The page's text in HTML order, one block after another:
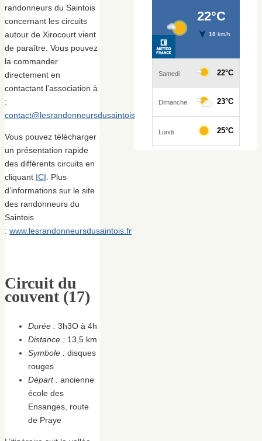
randonneurs du Saintois
concernant les circuits
autour de Xirocourt vient
de paraître. Vous pouvez
la commander
directement en
contactant l’association à
:
contact@lesrandonneursdusaintois.fr
Vous pouvez télécharger
un présentation rapide
des différents circuits en
cliquant ICI . Plus
d’informations sur le site
des randonneurs du
Saintois
: www.lesrandonneursdusaintois.fr
Circuit du
couvent (17)
Durée : 3h3O à 4h
Distance : 13,5 km
Symbole : disques
rouges
Départ : ancienne
école des
Ensanges, route
de Praye